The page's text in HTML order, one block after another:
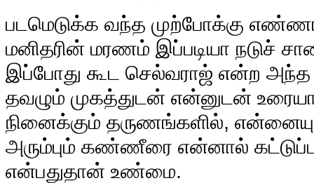
படமெடுக்க வந்த முற்போக்கு
மனிதரின் மரணம் இப்படியா நடுச்
இப்போது கூட செல்வராஜ் என்ற
தவழும் முகத்துடன் என்னுடன்
நினைக்கும் தருணங்களில்,
அரும்பும் கண்ணீரை என்னால்
என்பதுதான் உண்மை.